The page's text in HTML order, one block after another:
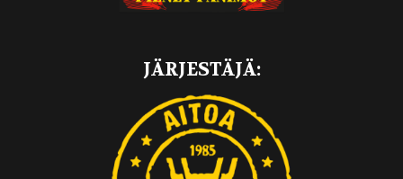
JÄRJESTÄJÄ: